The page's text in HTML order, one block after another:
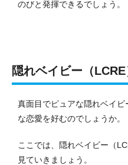
のびと発揮できるでしょう。
隠れベイビー（
真面目でピュアな隠れベイ
な恋愛を好むのでしょうか。
ここでは、隠れベイビー（
見ていきましょう。